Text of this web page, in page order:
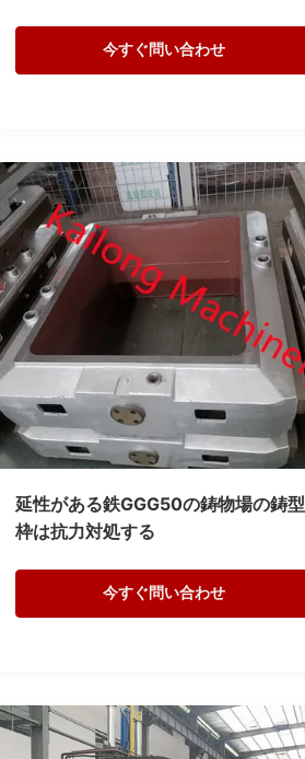
今すぐ問い合わせ
延性がある鉄GGG50の鋳物場の鋳型
枠は抗力対処する
今すぐ問い合わせ